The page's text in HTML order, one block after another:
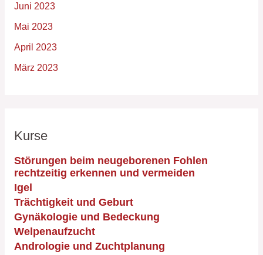
Juni 2023
Mai 2023
April 2023
März 2023
Kurse
Störungen beim neugeborenen Fohlen
rechtzeitig erkennen und vermeiden
Igel
Trächtigkeit und Geburt
Gynäkologie und Bedeckung
Welpenaufzucht
Andrologie und Zuchtplanung